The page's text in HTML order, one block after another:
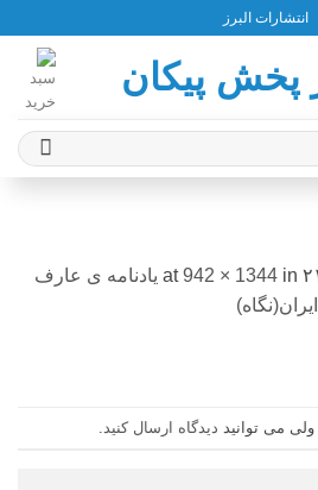
انتشارات البرز
942 × 1344 in
یادنامه ی عارف
می توانید دیدگاه ارسال کنید